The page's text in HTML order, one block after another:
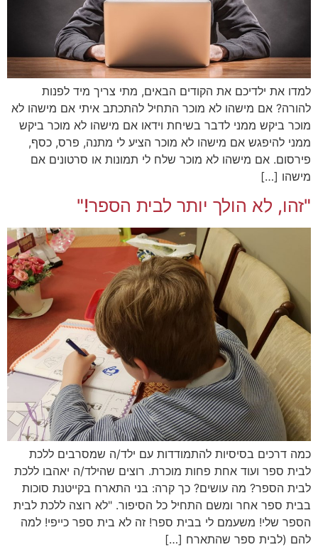
למדו את ילדיכם את הקודים הבאים, מתי צריך מיד לפנות
להורה? אם מישהו לא מוכר התחיל להתכתב איתי אם מישהו לא
מוכר ביקש ממני לדבר בשיחת וידאו אם מישהו לא מוכר ביקש
ממני להיפגש אם מישהו לא מוכר הציע לי מתנה, פרס, כסף,
פירסום. אם מישהו לא מוכר שלח לי תמונות או סרטונים אם
מישהו […]
"זהו, לא הולך יותר לבית הספר!"
כמה דרכים בסיסיות להתמודדות עם ילד/ה שמסרבים ללכת
לבית ספר ועוד אחת פחות מוכרת. רוצים שהילד/ה יאהבו ללכת
לבית הספר? מה עושים? כך קרה: בני התארח בקייטנת סוכות
בבית ספר אחר ומשם התחיל כל הסיפור. "לא רוצה ללכת לבית
הספר שלי! משעמם לי בבית ספר! זה לא בית ספר כייפי! למה
להם (לבית ספר שהתארח […]